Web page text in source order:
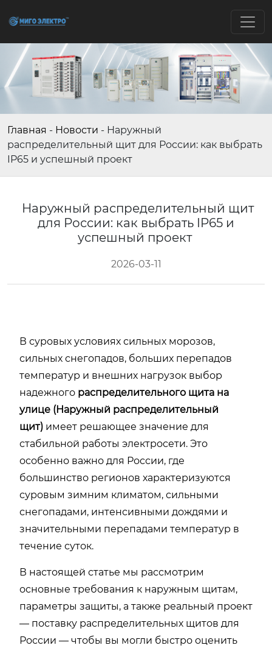
Главная - Новости - Наружный
распределительный щит для России: как выбрать
IP65 и успешный проект
Наружный распределительный щит
для России: как выбрать IP65 и
успешный проект
2026-03-11
В суровых условиях сильных морозов,
сильных снегопадов, больших перепадов
температур и внешних нагрузок выбор
надежного распределительного щита на
улице (Наружный распределительный
щит) имеет решающее значение для
стабильной работы электросети. Это
особенно важно для России, где
большинство регионов характеризуются
суровым зимним климатом, сильными
снегопадами, интенсивными дождями и
значительными перепадами температур в
течение суток.
В настоящей статье мы рассмотрим
основные требования к наружным щитам,
параметры защиты, а также реальный проект
— поставку распределительных щитов для
России — чтобы вы могли быстро оценить